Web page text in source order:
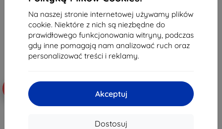
Na naszej stronie internetowej używamy plików
cookie. Niektóre z nich są niezbędne do
prawidłowego funkcjonowania witryny, podczas
gdy inne pomagają nam analizować ruch oraz
personalizować treści i reklamy.
Akceptuj
Dostosuj
92,61 zł
Na stanie: > 5 szt.
151,11 zł
Na stanie: 2 szt.